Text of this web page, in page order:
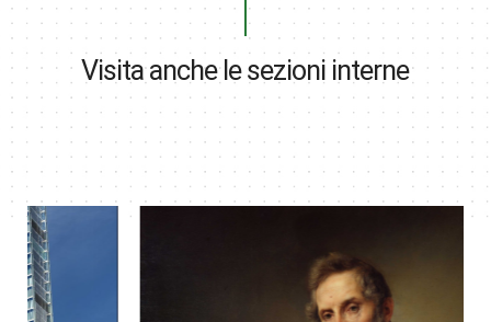
Visita anche le sezioni interne